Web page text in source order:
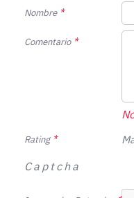
Nombre
Comentario
Rating
Captcha